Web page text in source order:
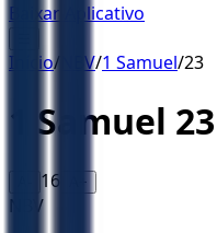
Baixar Aplicativo
Início/ NBV/1 Samuel/23
1 Samuel 23
16 A+
NBV